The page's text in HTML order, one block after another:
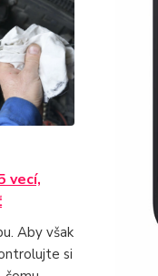
vecí,
Aby však
si